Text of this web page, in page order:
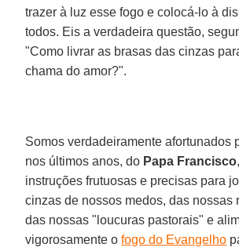
trazer à luz esse fogo e colocá-lo à
todos. Eis a verdadeira questão,
"Como livrar as brasas das cinzas
chama do amor?".
Somos verdadeiramente afortunados
nos últimos anos, do Papa Francisco
instruções frutuosas e precisas para
cinzas de nossos medos, das nossas
das nossas "loucuras pastorais" e
vigorosamente ofogo do Evangelho